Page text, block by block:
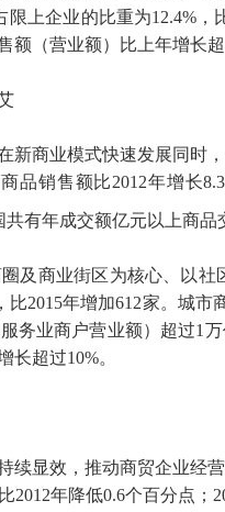
上企业的比重为12.4%
（营业额）比上年增长超
新商业模式快速发展同时
品销售额比2012年增长
有年成交额亿元以上商
及商业街区为核心、以
2015年增加612家。城
务业商户营业额）超过1
长超过10%。
显效，推动商贸企业经
年降低0.6个百分点；